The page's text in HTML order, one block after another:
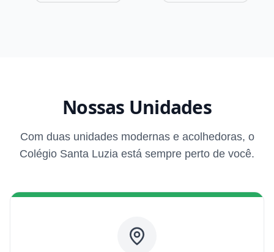
Nossas Unidades
Com duas unidades modernas e acolhedoras, o
Colégio Santa Luzia está sempre perto de você.